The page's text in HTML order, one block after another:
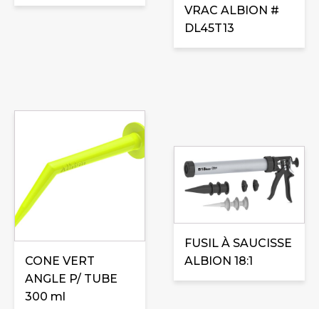
VRAC ALBION #
DL45T13
CONE VERT
ANGLE P/ TUBE
300 ml
FUSIL À SAUCISSE
ALBION 18:1